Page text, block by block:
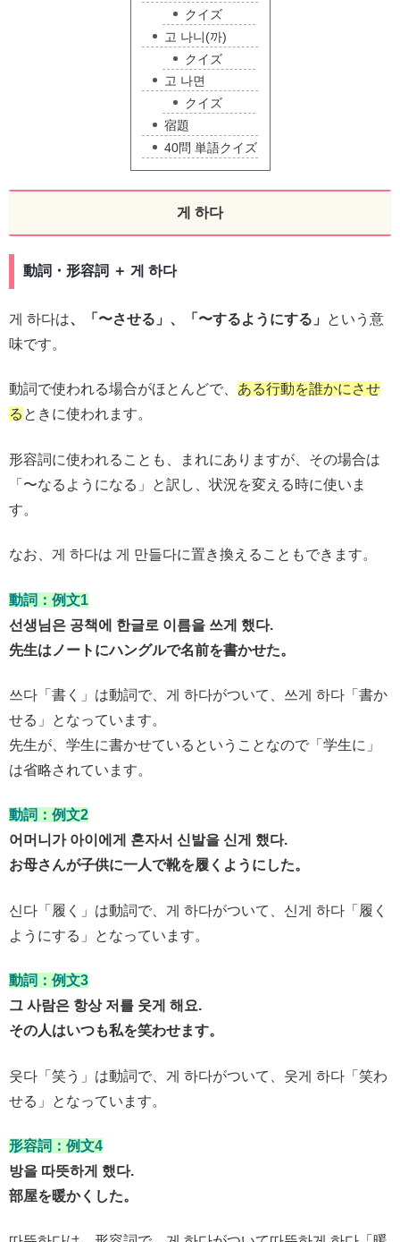
クイズ
고 나니(까)
クイズ
고 나면
クイズ
宿題
40問 単語クイズ
게 하다
動詞・形容詞 ＋ 게 하다
게 하다は、「〜させる」、「〜するようにする」
という意
味です。
動詞で使われる場合がほとんどで、 ある行動を誰かにさせ
る ときに使われます。
形容詞に使われることも、まれにありますが、その場合は
「〜なるようになる」と訳し、状況を変える時に使いま
す。
なお、게 하다は 게 만들다に置き換えることもできます。
動詞：例文1
선생님은 공책에 한글로 이름을 쓰게 했다.
先生はノートにハングルで名前を書かせた。
쓰다「書く」は動詞で、게 하다がついて、쓰게 하다「書か
せる」となっています。
先生が、学生に書かせているということなので「学生に」
は省略されています。
動詞：例文2
어머니가 아이에게 혼자서 신발을 신게 했다.
お母さんが子供に一人で靴を履くようにした。
신다「履く」は動詞で、게 하다がついて、신게 하다「履く
ようにする」となっています。
動詞：例文3
그 사람은 항상 저를 웃게 해요.
その人はいつも私を笑わせます。
웃다「笑う」は動詞で、게 하다がついて、웃게 하다「笑わ
せる」となっています。
形容詞：例文4
방을 따뜻하게 했다.
部屋を暖かくした。